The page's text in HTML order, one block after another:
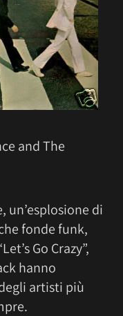
and The
un’esplosione di
fonde funk,
Go Crazy”,
hanno
artisti più